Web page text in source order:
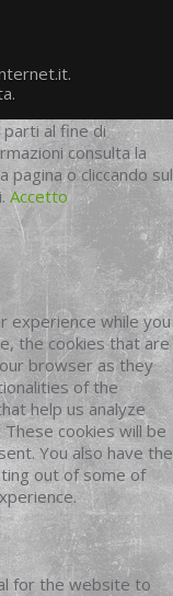
al fine di
consulta la
pagina o cliccando sul
Accetto
experience while you
the cookies that are
browser as they
of the
help us analyze
cookies will be
You also have the
out of some of
for the website to